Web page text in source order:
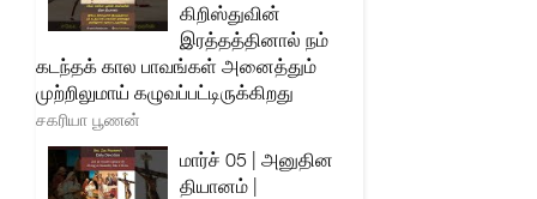
கிறிஸ்துவின்
இரத்தத்தினால் நம்
கடந்தக் கால பாவங்கள் அனைத்தும்
முற்றிலுமாய் கழுவப்பட்டிருக்கிறது
சகரியா பூணன்
மார்ச் 05 | அனுதின
தியானம் |